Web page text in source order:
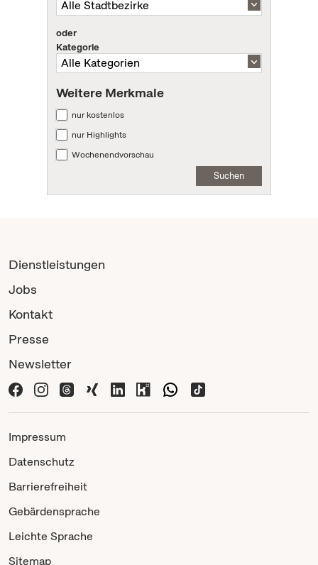
oder
Kategorie
Weitere Merkmale
nur kostenlos
nur Highlights
Wochenendvorschau
Suchen
Dienstleistungen
Jobs
Kontakt
Presse
Newsletter
Impressum
Datenschutz
Barrierefreiheit
Gebärdensprache
Leichte Sprache
Sitemap